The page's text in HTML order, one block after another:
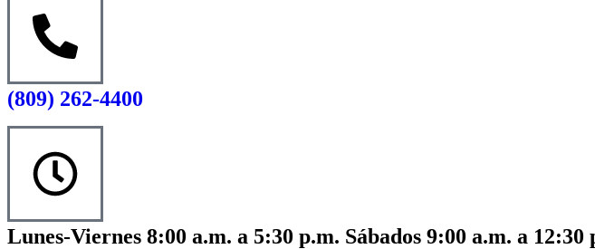
(809) 262-4400
Lunes-Viernes 8:00 a.m. a 5:30 p.m. Sábados 9:00 a.m. a 12:30